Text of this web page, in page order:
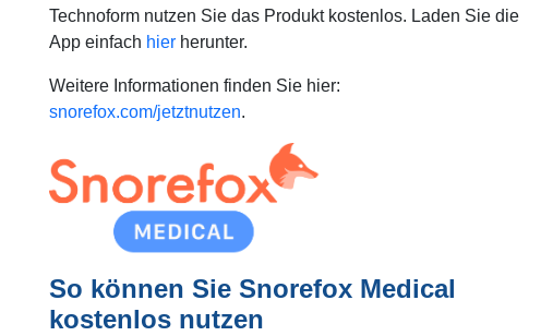
Technoform nutzen Sie das Produkt kostenlos. Laden Sie die
App einfach hier herunter.
Weitere Informationen finden Sie hier:
snorefox.com/jetztnutzen.
So können Sie Snorefox Medical
kostenlos nutzen